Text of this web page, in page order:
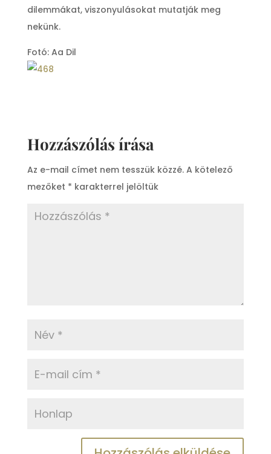
dilemmákat, viszonyulásokat mutatják meg
nekünk.
Fotó: Aa Dil
Hozzászólás írása
Az e-mail címet nem tesszük közzé. A kötelező
mezőket * karakterrel jelöltük